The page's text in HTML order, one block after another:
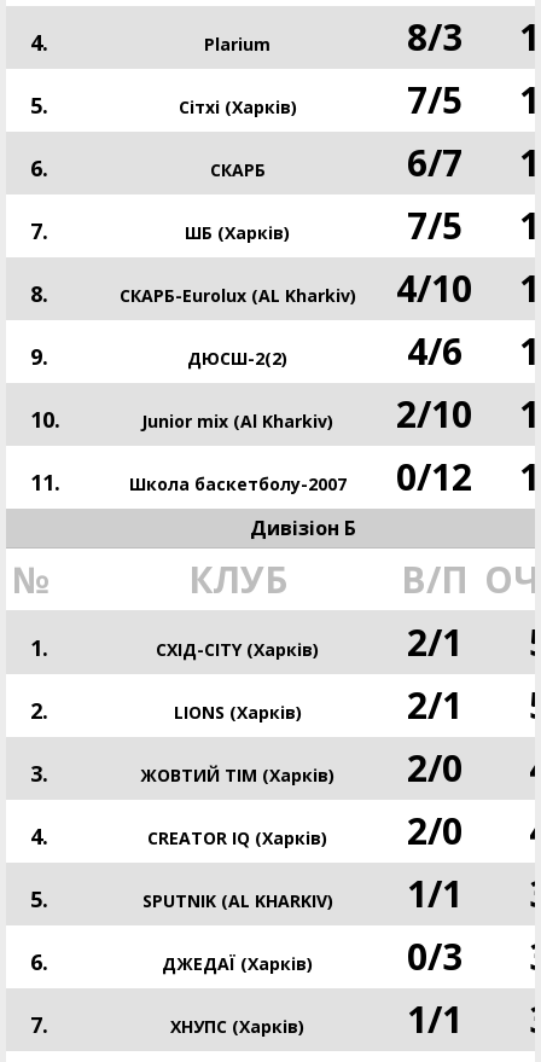
4. Plarium 8/3
5. Сітхі (Харків) 7/5
6. СКАРБ 6/7
7. ШБ (Харків) 7/5
8. СКАРБ-Eurolux (AL Kharkiv) 4/10
9. ДЮСШ-2(2) 4/6
10. Junior mix (Al Kharkiv) 2/10
11. Школа баскетболу-2007 0/12
Дивізіон Б
№ КЛУБ В/П
1. СХІД-CITY (Харків) 2/1
2. LIONS (Харків) 2/1
3. ЖОВТИЙ ТІМ (Харків) 2/0
4. CREATOR IQ (Харків) 2/0
5. SPUTNIK (AL KHARKIV) 1/1
6. ДЖЕДАЇ (Харків) 0/3
7. ХНУПС (Харків) 1/1